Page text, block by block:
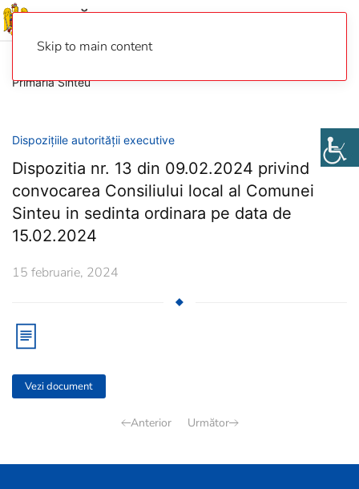
Skip to main content
Primaria Sinteu
Dispozițiile autorității executive
Dispozitia nr. 13 din 09.02.2024 privind
convocarea Consiliului local al Comunei
Sinteu in sedinta ordinara pe data de
15.02.2024
15 februarie, 2024
Vezi document
Anterior Următor